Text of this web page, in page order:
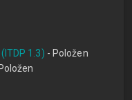
1.3) - Položen